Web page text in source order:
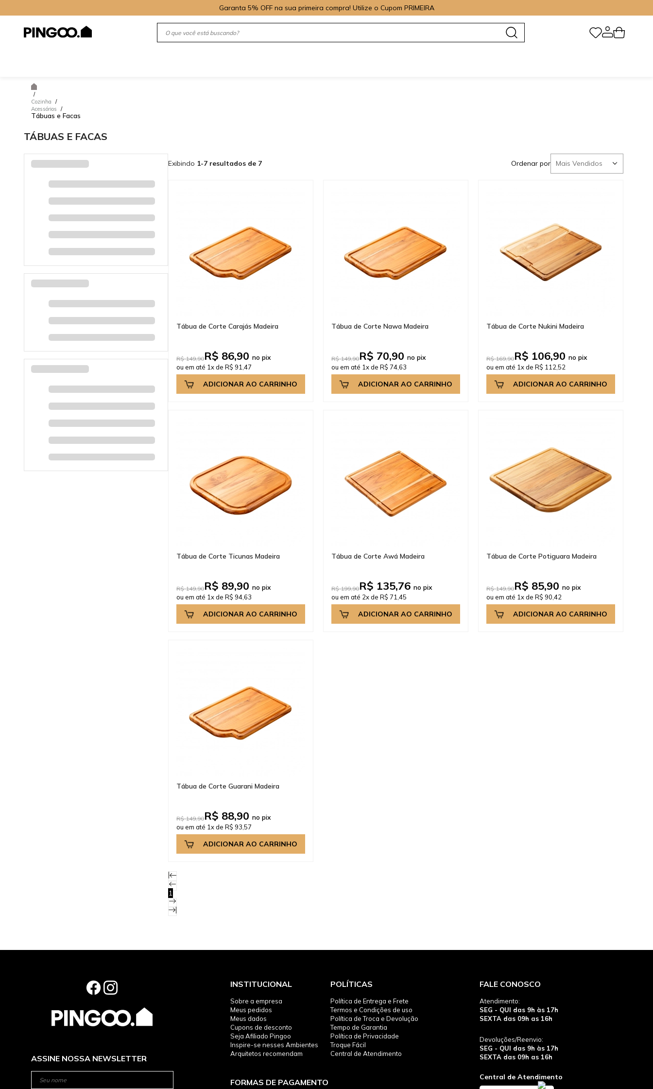
Garanta 5% OFF na sua primeira compra! Utilize o Cupom PRIMEIRA
/
Cozinha
/
Acessórios
/
Tábuas e Facas
TÁBUAS E FACAS
Exibindo 1-7 resultados de 7 Ordenar por Mais Vendidos
Tábua de Corte Carajás Madeira
R$ 149,90R$ 86,90 no pix
ou em até 1x de R$ 91,47
ADICIONAR AO CARRINHO
Tábua de Corte Nawa Madeira
R$ 149,90R$ 70,90 no pix
ou em até 1x de R$ 74,63
ADICIONAR AO CARRINHO
Tábua de Corte Nukini Madeira
R$ 169,90R$ 106,90 no pix
ou em até 1x de R$ 112,52
ADICIONAR AO CARRINHO
Tábua de Corte Ticunas Madeira
R$ 149,90R$ 89,90 no pix
ou em até 1x de R$ 94,63
ADICIONAR AO CARRINHO
Tábua de Corte Awá Madeira
R$ 199,90R$ 135,76 no pix
ou em até 2x de R$ 71,45
ADICIONAR AO CARRINHO
Tábua de Corte Potiguara Madeira
R$ 149,90R$ 85,90 no pix
ou em até 1x de R$ 90,42
ADICIONAR AO CARRINHO
Tábua de Corte Guarani Madeira
R$ 149,90R$ 88,90 no pix
ou em até 1x de R$ 93,57
ADICIONAR AO CARRINHO
1
ASSINE NOSSA NEWSLETTER
INSTITUCIONAL
Sobre a empresa
Meus pedidos
Meus dados
Cupons de desconto
Seja Afiliado Pingoo
Inspire-se nesses Ambientes
Arquitetos recomendam
POLÍTICAS
Política de Entrega e Frete
Termos e Condições de uso
Política de Troca e Devolução
Tempo de Garantia
Política de Privacidade
Troque Fácil
Central de Atendimento
FORMAS DE PAGAMENTO
FALE CONOSCO
Atendimento:
SEG - QUI das 9h às 17h
SEXTA das 09h as 16h
Devoluções/Reenvio:
SEG - QUI das 9h às 17h
SEXTA das 09h as 16h
Central de Atendimento